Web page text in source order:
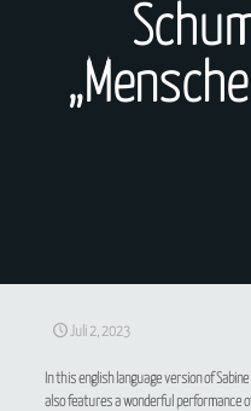
Juli 2, 2023
In this english language version of
also features a wonderful performance